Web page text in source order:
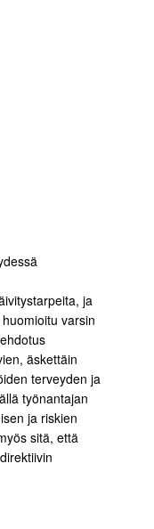
ja
varsin
äskettäin
terveyden ja
työnantajan
ja riskien
sitä, että